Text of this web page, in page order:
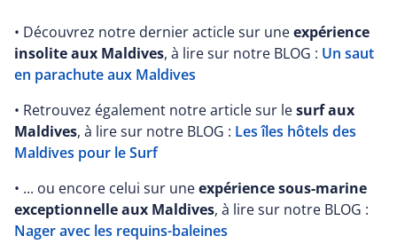
• Découvrez notre dernier acticle sur uneexpérience
insolite aux Maldives, à lire sur notre BLOG : Un saut
en parachute aux Maldives
• Retrouvez également notre article sur lesurf aux
Maldives, à lire sur notre BLOG : Les îles hôtels des
Maldives pour le Surf
• ... ou encore celui sur uneexpérience sous-marine
exceptionnelle aux Maldives, à lire sur notre BLOG :
Nager avec les requins-baleines